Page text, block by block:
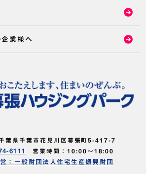
業様へ
葉県千葉市花見川区幕張町5-417-7
6111 営業時間：10:00～18:00
：一般財団法人住宅生産振興財団